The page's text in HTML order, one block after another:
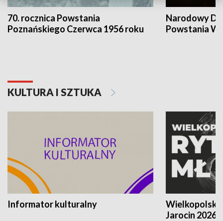
70. rocznica Powstania
Poznańskiego Czerwca 1956 roku
Narodowy
Powstania
KULTURA I SZTUKA
Informator kulturalny
Jarocin 2026